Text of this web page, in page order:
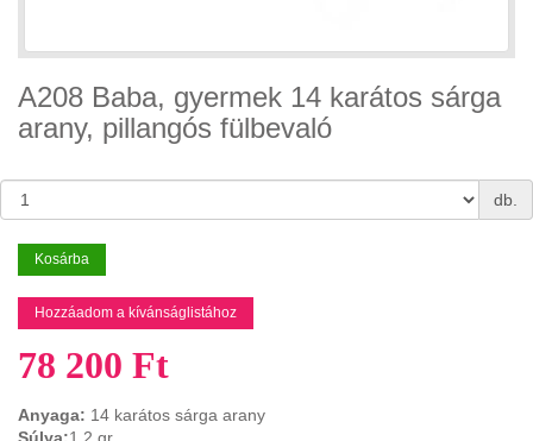
A208 Baba, gyermek 14 karátos sárga
arany, pillangós fülbevaló
db.
Kosárba
Hozzáadom a kívánságlistához
78 200 Ft
Anyaga: 14 karátos sárga arany